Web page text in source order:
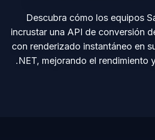
Descubra cómo los equipos
incrustar una API de conversión
con renderizado instantáneo en
.NET, mejorando el rendimiento